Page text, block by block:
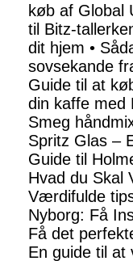
køb af Global
til Bitz-
dit hjem •
sovsekande
Guide til at
din kaffe med
Smeg
Spritz Glas –
Guide til
Hvad du Skal
Værdifulde
Nyborg: Få
Få det
En guide til